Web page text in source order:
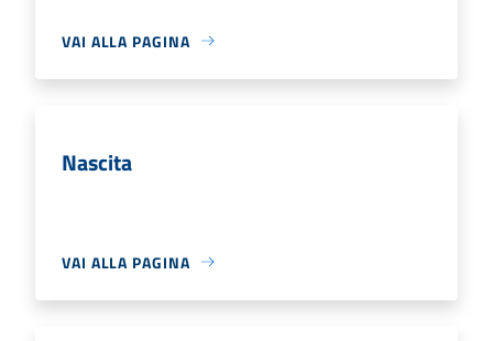
VAI ALLA PAGINA
Nascita
VAI ALLA PAGINA